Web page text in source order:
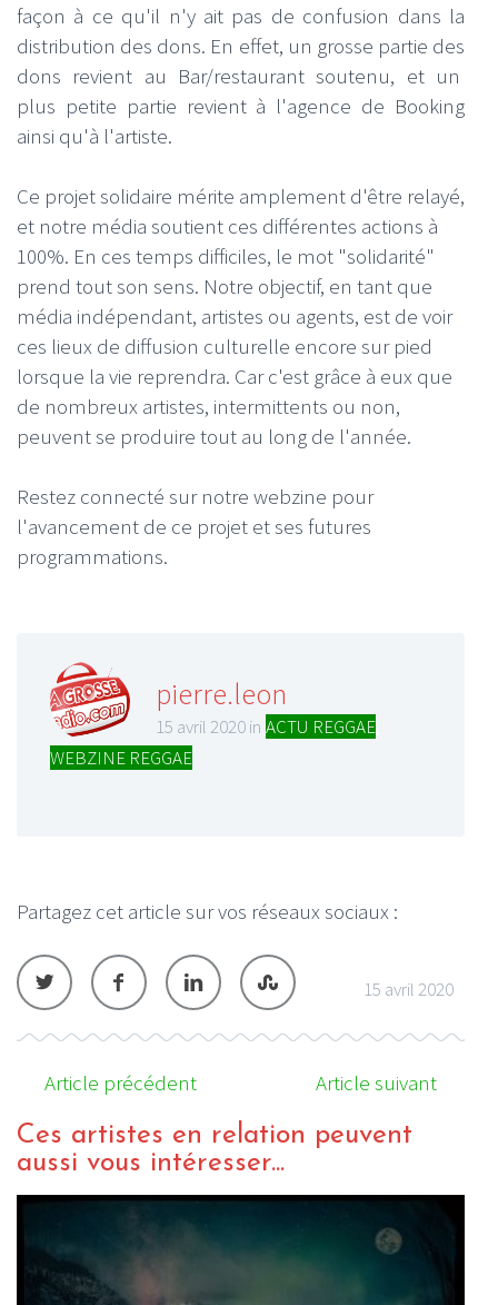
façon à ce qu'il n'y ait pas de confusion dans la
distribution des dons. En effet, un grosse partie des
dons revient au Bar/restaurant soutenu, et un
plus petite partie revient à l'agence de Booking
ainsi qu'à l'artiste.
Ce projet solidaire mérite amplement d'être relayé,
et notre média soutient ces différentes actions à
100%. En ces temps difficiles, le mot "solidarité"
prend tout son sens. Notre objectif, en tant que
média indépendant, artistes ou agents, est de voir
ces lieux de diffusion culturelle encore sur pied
lorsque la vie reprendra. Car c'est grâce à eux que
de nombreux artistes, intermittents ou non,
peuvent se produire tout au long de l'année.
Restez connecté sur notre webzine pour
l'avancement de ce projet et ses futures
programmations.
pierre.leon
15 avril 2020 in ACTU REGGAE
WEBZINE REGGAE
Partagez cet article sur vos réseaux sociaux :
15 avril 2020
Article précédent Article suivant
Ces artistes en relation peuvent
aussi vous intéresser...